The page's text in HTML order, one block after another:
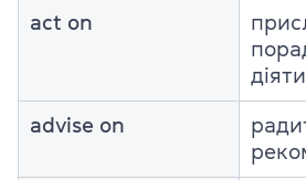
act on
advise on